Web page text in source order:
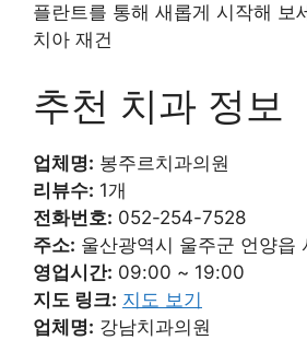
플란트를 통해 새롭게 시작해 보
치아 재건
추천 치과 정보
업체명: 봉주르치과의원
리뷰수: 1개
전화번호: 052-254-7528
주소: 울산광역시 울주군 언양읍
영업시간: 09:00 ~ 19:00
지도 링크: 지도 보기
업체명: 강남치과의원